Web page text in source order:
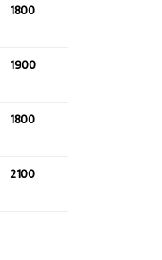
1800
1900
1800
2100